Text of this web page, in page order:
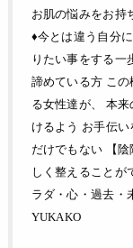
お肌の悩みをお持
♦今とは違う自分
りたい事をする一
諦めている方 こ
る女性達が、 本
けるよう お手伝
だけでもない 【
しく整えることが
ラダ・心・過去・
YUKAKO